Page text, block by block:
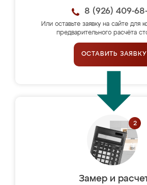
8 (926) 409-
Или оставьте заявку на сайте для
предварительного расчёта
ОСТАВИТЬ ЗАЯВКУ
Замер и